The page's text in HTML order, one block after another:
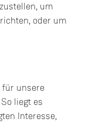
um
oder um
für unsere
liegt es
Interesse,